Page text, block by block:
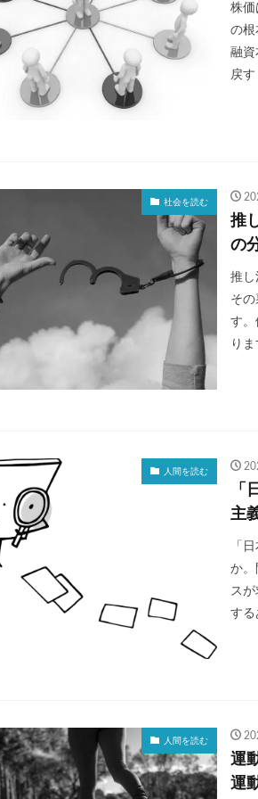
株価
の根
融資
戻
社会を読む
推
の
推し
そ
す。
り
人間を読む
「
主
「
か。
ス
す
人間を読む
運
運
経験知 絶メ
自由の重み
資産